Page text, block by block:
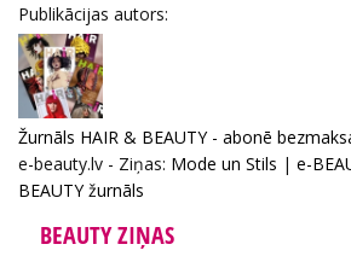
Publikācijas autors:
Žurnāls HAIR & BEAUTY - abonē
e-beauty.lv - Ziņas: Mode un Stils | e-
BEAUTY žurnāls
BEAUTY ZIŅAS